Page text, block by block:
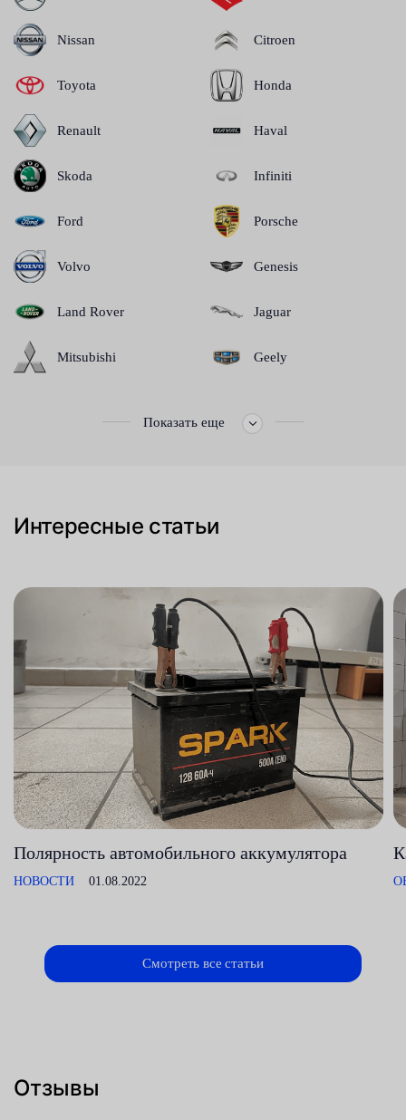
Nissan
Toyota
Renault
Skoda
Ford
Volvo
Land Rover
Mitsubishi
Citroen
Honda
Haval
Infiniti
Porsche
Genesis
Jaguar
Geely
Показать еще
Интересные статьи
Полярность автомобильного аккумулятора
НОВОСТИ 01.08.2022
Смотреть все статьи
Отзывы